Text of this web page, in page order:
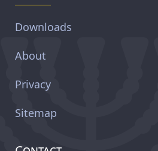
Downloads
About
Privacy
Sitemap